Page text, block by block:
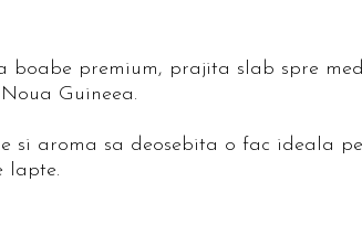
boabe premium, prajita slab spre
Guineea.
si aroma sa deosebita o fac ideala
lapte.